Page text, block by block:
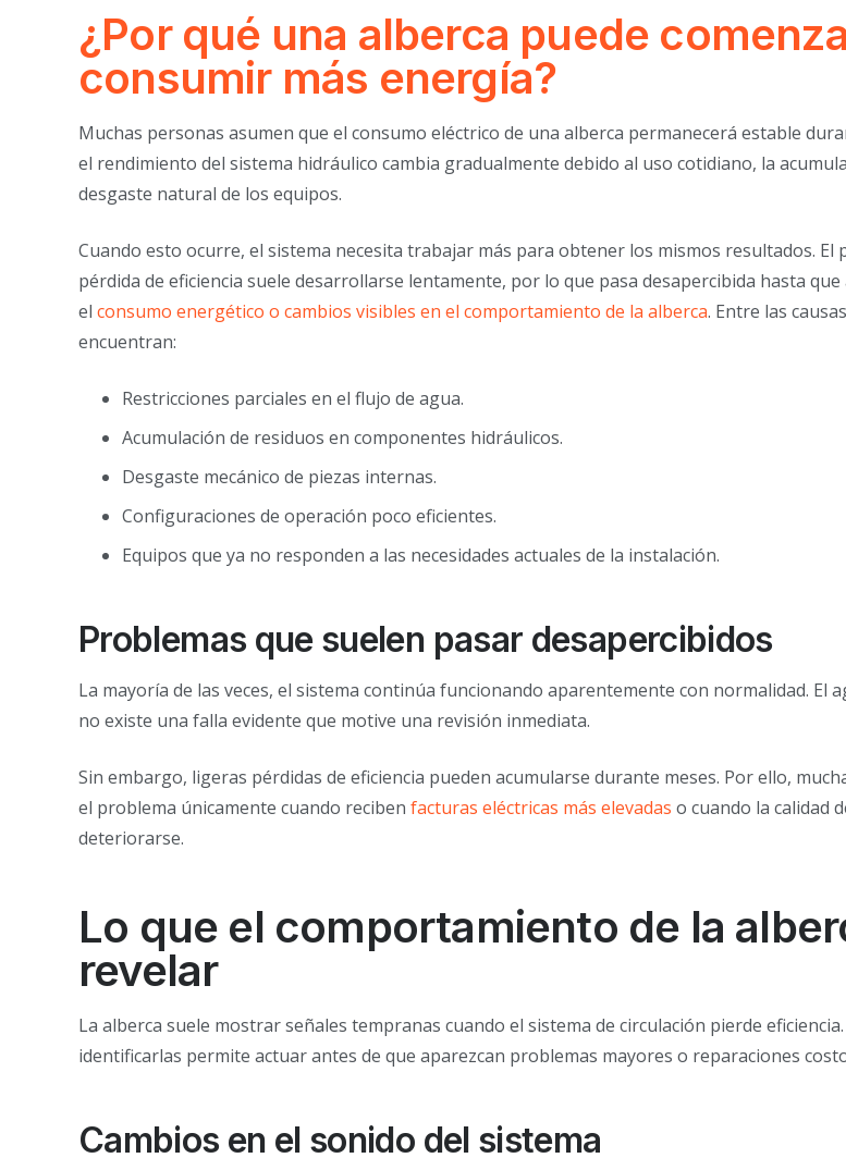
¿Por qué una alberca puede
consumir más energía?
Muchas personas asumen que el consumo eléctrico de una alberca permanecerá estable
el rendimiento del sistema hidráulico cambia gradualmente debido al uso cotidiano, la
desgaste natural de los equipos.
Cuando esto ocurre, el sistema necesita trabajar más para obtener los mismos resultados. El
pérdida de eficiencia suele desarrollarse lentamente, por lo que pasa desapercibida hasta
el consumo energético o cambios visibles en el comportamiento de la alberca. Entre las
encuentran:
Restricciones parciales en el flujo de agua.
Acumulación de residuos en componentes hidráulicos.
Desgaste mecánico de piezas internas.
Configuraciones de operación poco eficientes.
Equipos que ya no responden a las necesidades actuales de la instalación.
Problemas que suelen pasar desapercibidos
La mayoría de las veces, el sistema continúa funcionando aparentemente con normalidad. El
no existe una falla evidente que motive una revisión inmediata.
Sin embargo, ligeras pérdidas de eficiencia pueden acumularse durante meses. Por ello,
el problema únicamente cuando reciben facturas eléctricas más elevadas o cuando la calidad
deteriorarse.
Lo que el comportamiento de la
revelar
La alberca suele mostrar señales tempranas cuando el sistema de circulación pierde
identificarlas permite actuar antes de que aparezcan problemas mayores o reparaciones
Cambios en el sonido del sistema